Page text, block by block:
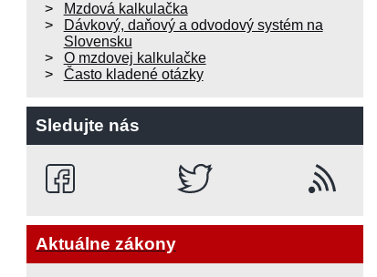
Mzdová kalkulačka
Dávkový, daňový a odvodový systém na
Slovensku
O mzdovej kalkulačke
Často kladené otázky
Sledujte nás
Aktuálne zákony